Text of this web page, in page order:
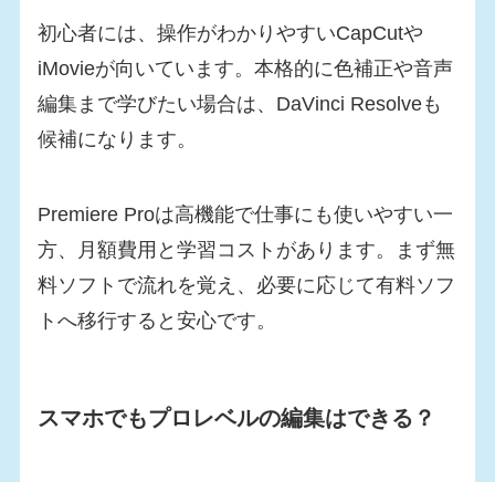
初心者には、操作がわかりやすいCapCutや
iMovieが向いています。本格的に色補正や音声
編集まで学びたい場合は、DaVinci Resolveも
候補になります。
Premiere Proは高機能で仕事にも使いやすい一
方、月額費用と学習コストがあります。まず無
料ソフトで流れを覚え、必要に応じて有料ソフ
トへ移行すると安心です。
スマホでもプロレベルの編集はできる？